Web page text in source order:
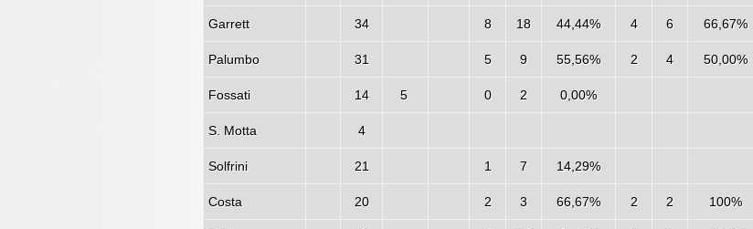
Garrett 34 8 18 44,44% 4 6 66,67%
Palumbo 31 5 9 55,56% 2 4 50,00%
Fossati 14 5 0 2 0,00%
S. Motta 4
Solfrini 21 1 7 14,29%
Costa 20 2 3 66,67% 2 2 100%